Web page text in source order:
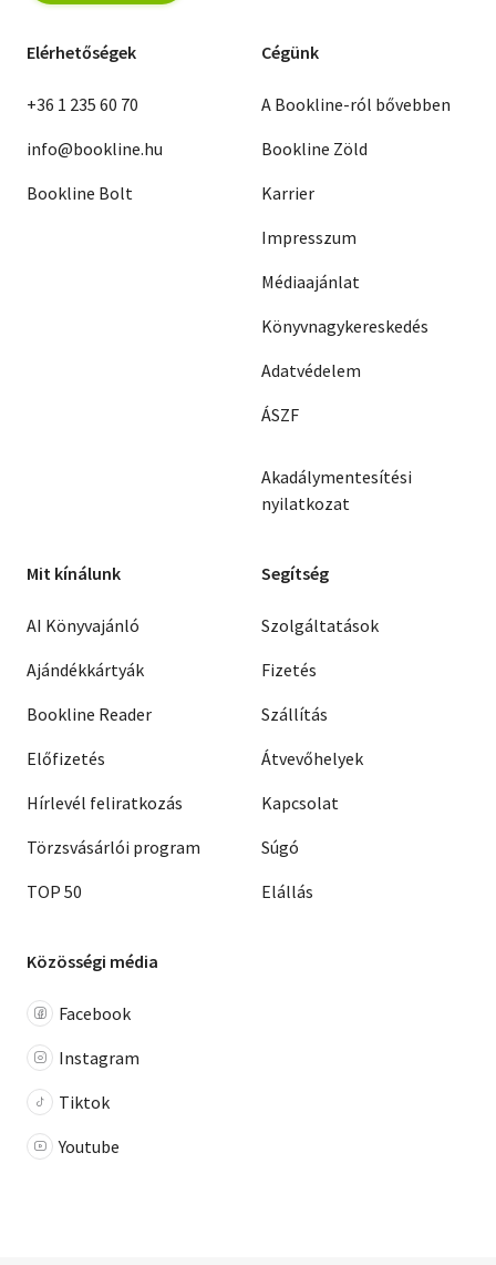
Elérhetőségek
+36 1 235 60 70
info@bookline.hu
Bookline Bolt
Cégünk
A Bookline-ról bővebben
Bookline Zöld
Karrier
Impresszum
Médiaajánlat
Könyvnagykereskedés
Adatvédelem
ÁSZF
Akadálymentesítési
nyilatkozat
Mit kínálunk
AI Könyvajánló
Ajándékkártyák
Bookline Reader
Előfizetés
Hírlevél feliratkozás
Törzsvásárlói program
TOP 50
Segítség
Szolgáltatások
Fizetés
Szállítás
Átvevőhelyek
Kapcsolat
Súgó
Elállás
Közösségi média
Facebook
Instagram
Tiktok
Youtube